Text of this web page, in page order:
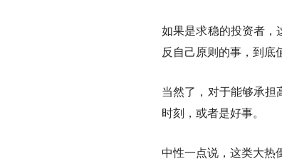
如果是求稳的投资者，
反自己原则的事，到底
当然了，对于能够承
时刻，或者是好事。
中性一点说，这类大热